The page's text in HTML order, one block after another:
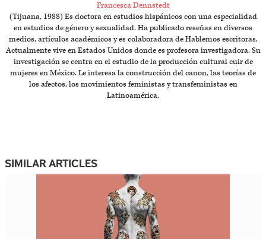
Francesca Dennstedt
(Tijuana, 1988) Es doctora en estudios hispánicos con una especialidad
en estudios de género y sexualidad. Ha publicado reseñas en diversos
medios, artículos académicos y es colaboradora de Hablemos escritoras.
Actualmente vive en Estados Unidos donde es profesora investigadora. Su
investigación se centra en el estudio de la producción cultural cuir de
mujeres en México. Le interesa la construcción del canon, las teorías de
los afectos, los movimientos feministas y transfeministas en
Latinoamérica.
SIMILAR ARTICLES